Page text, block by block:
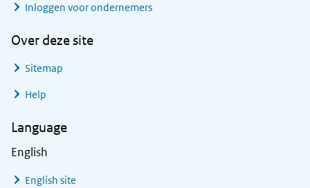
Inloggen voor ondernemers
Over deze site
Sitemap
Help
Language
English
English site